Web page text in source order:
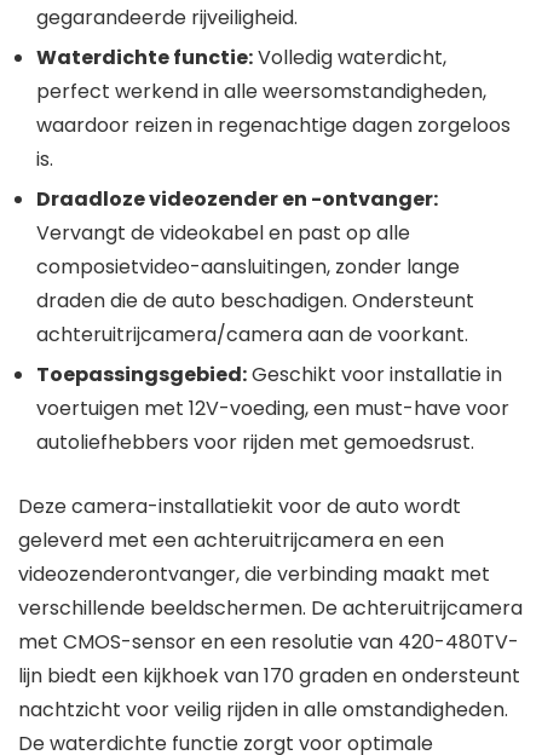
gegarandeerde rijveiligheid.
Waterdichte functie:Volledig waterdicht,
perfect werkend in alle weersomstandigheden,
waardoor reizen in regenachtige dagen zorgeloos
is.
Draadloze videozender en -ontvanger:
Vervangt de videokabel en past op alle
composietvideo-aansluitingen, zonder lange
draden die de auto beschadigen. Ondersteunt
achteruitrijcamera/camera aan de voorkant.
Toepassingsgebied:Geschikt voor installatie in
voertuigen met 12V-voeding, een must-have voor
autoliefhebbers voor rijden met gemoedsrust.
Deze camera-installatiekit voor de auto wordt
geleverd met een achteruitrijcamera en een
videozenderontvanger, die verbinding maakt met
verschillende beeldschermen. De achteruitrijcamera
met CMOS-sensor en een resolutie van 420-480TV-
lijn biedt een kijkhoek van 170 graden en ondersteunt
nachtzicht voor veilig rijden in alle omstandigheden.
De waterdichte functie zorgt voor optimale